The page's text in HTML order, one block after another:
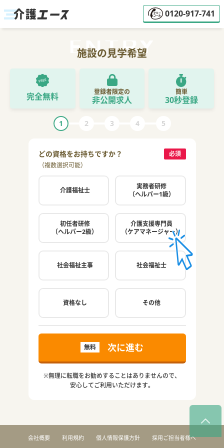
0120-917-741
施設の見学希望
完全無料 登録者限定の
非公開求人
簡単
30秒登録
1 2 3 4 5
どの資格をお持ちですか？
（複数選択可能）
必須
介護福祉士
実務者研修
（ヘルパー1級）
初任者研修
（ヘルパー2級）
介護支援専門員
（ケアマネージャー）
社会福祉主事 社会福祉士
資格なし その他
無料 次に進む
※無理に転職をお勧めすることはありませんので、
安心してご利用いただけます。
会社概要 利用規約 個人情報保護方針 採用ご担当者様へ